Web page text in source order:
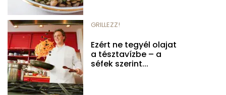
GRILLEZZ!
Ezért ne tegyél olajat
a tésztavízbe – a
séfek szerint...